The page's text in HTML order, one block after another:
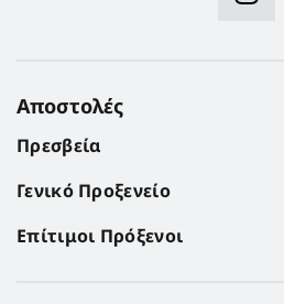
Αποστολές
Πρεσβεία
Γενικό Προξενείο
Επίτιμοι Πρόξενοι